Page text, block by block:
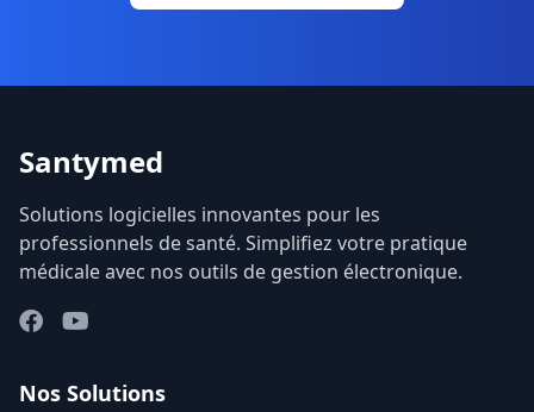
Santymed
Solutions logicielles innovantes pour les
professionnels de santé. Simplifiez votre pratique
médicale avec nos outils de gestion électronique.
Nos Solutions